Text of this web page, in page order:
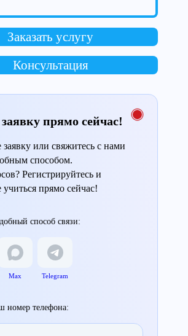
Заказать услугу
Консультация
прямо сейчас!
заявку или свяжитесь с нами
способом.
Регистрируйтесь и
учиться прямо сейчас!
способ связи:
Max Telegram
номер телефона: